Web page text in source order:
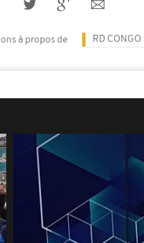
à propos de RD CONGO